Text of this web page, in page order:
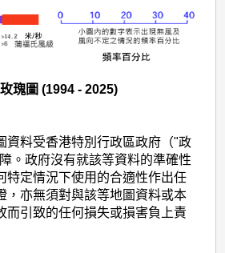
瑰圖 (1994 - 2025)
資料受香港特別行政區政府（"政
。政府沒有就該等資料的準確性
特定情況下使用的合適性作出任
，亦無須對與該等地圖資料或本
而引致的任何損失或損害負上責